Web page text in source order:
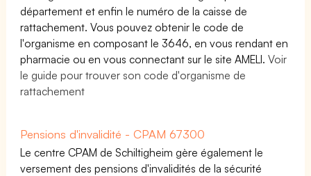
département et enfin le numéro de la caisse de
rattachement. Vous pouvez obtenir le code de
l'organisme en composant le 3646, en vous rendant en
pharmacie ou en vous connectant sur le site AMELI.Voir
le guide pour trouver son code d'organisme de
rattachement
Pensions d'invalidité - CPAM 67300
Le centre CPAM de Schiltigheim gère également le
versement des pensions d'invalidités de la sécurité